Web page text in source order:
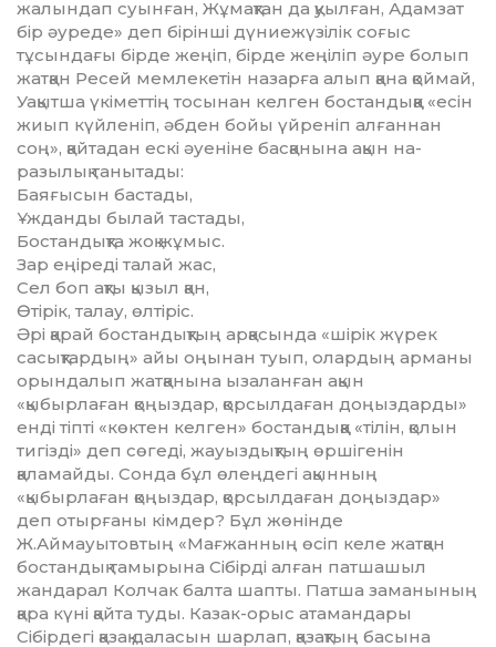
жалындап суынған, Жұмақтан да қуыл­ған, Адамзат
бір әуреде» деп бірінші дүние­жүзі­­­­лік соғыс
тұсындағы бірде жеңіп, бірде жеңі­ліп әуре болып
жатқан Ресей мемлекетін на­зарға алып қана қоймай,
Уақытша үкіметтің то­сынан келген бостандыққа «есін
жиып күй­леніп, әбден бойы үйреніп алғаннан
соң», қай­тадан ескі әуеніне басқанына ақын на­
разылық танытады:
Баяғысын бастады,
Ұжданды былай тастады,
Бостандықта жоқ жұмыс.
Зар еңіреді талай жас,
Сел боп ақты қызыл қан,
Өтірік, талау, өлтіріс.
Әрі қарай бостандықтың арқасында «ші­рік жүрек
сасықтардың» айы оңынан туып, олар­­дың арманы
орындалып жатқанына ыза­ланған ақын
«қыбырлаған қоңыздар, қорсыл­да­ған доңыздарды»
енді тіпті «көктен келген» бостандыққа «тілін, қолын
тигізді» деп сөгеді, жауыздықтың өршігенін
қаламайды. Сонда бұл өлеңдегі ақынның
«қыбырлаған қоңыздар, қорсылдаған доңыздар»
деп отырғаны кімдер? Бұл жөнінде
Ж.Аймауытовтың «Мағжанның өсiп келе жатқан
бостандық тамырына Сiбiрдi ал­ған патшашыл
жандарал Колчак балта шап­ты. Патша заманының
қара күнi қайта ту­ды. Казак-орыс атамандары
Сiбiрдегi қазақ да­ласын шарлап, қазақтың басына